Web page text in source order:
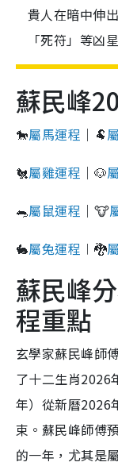
貴人在暗中伸
「死符」等凶
蘇民峰
🐎屬馬運程 ｜🐏
🐔屬雞運程 ｜🐶
🐀屬鼠運程 ｜🐮
🐇屬兔運程 ︱🐉
蘇民峰
程重點
玄學家蘇民峰師
了十二生肖2026
年）從新曆2026
束。蘇民峰師傅
的一年，尤其是